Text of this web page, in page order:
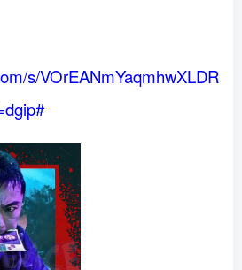
s/VOrEANmYaqmhwXLDR